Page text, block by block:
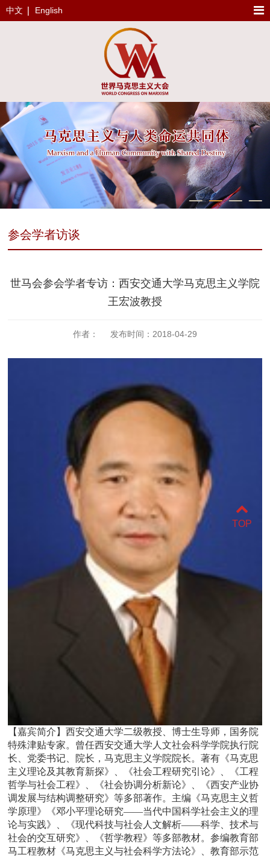
中文 English
参会学者访谈
世马会参会学者专访：西安交通大学马克思主义学院
王宏波教授
作者： 发布时间：2018-04-29
【嘉宾简介】西安交通大学二级教授、博士生导师，国务院
特殊津贴专家。曾任西安交通大学人文社会科学学院执行院
长、党委书记、院长，马克思主义学院院长。著有《马克思
主义理论及其教育新探》、《社会工程研究引论》、《工程
哲学与社会工程》、《社会协调分析新论》、《西安产业协
调发展与结构调整研究》等多部著作。主编《马克思主义哲
学原理》《邓小平理论研究——当代中国科学社会主义的理
论与实践》、《现代科技与社会人文解析——科学、技术与
社会的交互研究》、《哲学教程》等多部教材。参编教育部
马工程教材《马克思主义与社会科学方法论》、教育部示范
TOP